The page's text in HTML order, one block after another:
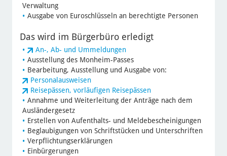
Verwaltung
Ausgabe von Euroschlüsseln an berechtigte Personen
Das wird im Bürgerbüro erledigt
An-, Ab- und Ummeldungen
Ausstellung des Monheim-Passes
Bearbeitung, Ausstellung und Ausgabe von:
Personalausweisen
Reisepässen, vorläufigen Reisepässen
Annahme und Weiterleitung der Anträge nach dem
Ausländergesetz
Erstellen von Aufenthalts- und Meldebescheinigungen
Beglaubigungen von Schriftstücken und Unterschriften
Verpflichtungserklärungen
Einbürgerungen